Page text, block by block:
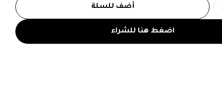
اضغط هنا للشراء
أضف للسلة